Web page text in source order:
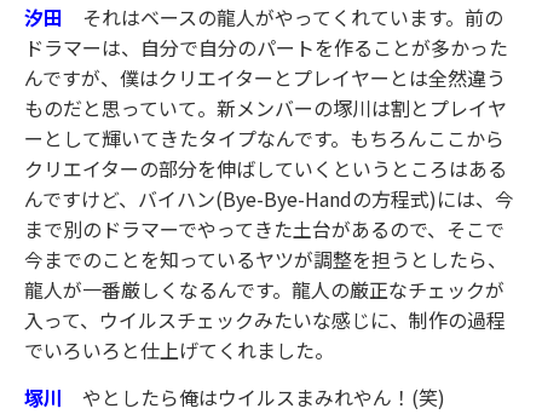
汐田 それはベースの龍人がやってくれています。前の
ドラマーは、自分で自分のパートを作ることが多かった
んですが、僕はクリエイターとプレイヤーとは全然違う
ものだと思っていて。新メンバーの塚川は割とプレイヤ
ーとして輝いてきたタイプなんです。もちろんここから
クリエイターの部分を伸ばしていくというところはある
んですけど、バイハン(Bye-Bye-Handの方程式)には、今
まで別のドラマーでやってきた土台があるので、そこで
今までのことを知っているヤツが調整を担うとしたら、
龍人が一番厳しくなるんです。龍人の厳正なチェックが
入って、ウイルスチェックみたいな感じに、制作の過程
でいろいろと仕上げてくれました。
塚川 やとしたら俺はウイルスまみれやん！(笑)